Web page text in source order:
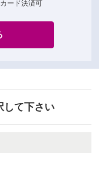
カード決済可
して下さい